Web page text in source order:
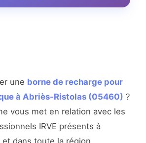
une borne de recharge pour
à Abriès-Ristolas (05460) ?
vous met en relation avec les
IRVE présents à